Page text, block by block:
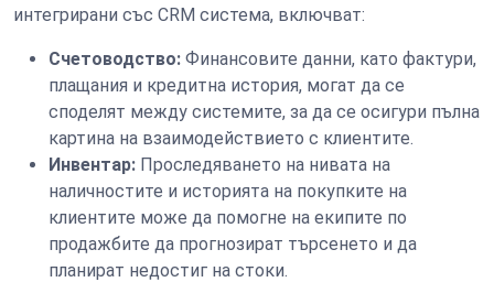
интегрирани със CRM система, включват:
Счетоводство: Финансовите данни, като фактури,
плащания и кредитна история, могат да се
споделят между системите, за да се осигури пълна
картина на взаимодействието с клиентите.
Инвентар: Проследяването на нивата на
наличностите и историята на покупките на
клиентите може да помогне на екипите по
продажбите да прогнозират търсенето и да
планират недостиг на стоки.